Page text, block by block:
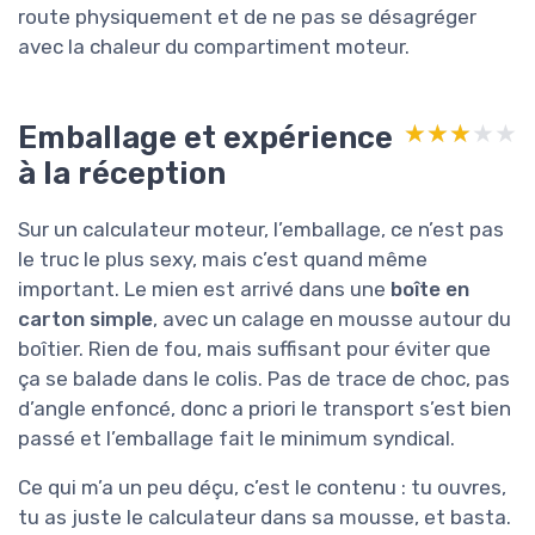
route physiquement et de ne pas se désagréger
avec la chaleur du compartiment moteur.
Emballage et expérience
à la réception
★★★★★
★★★★★
Sur un calculateur moteur, l’emballage, ce n’est pas
le truc le plus sexy, mais c’est quand même
important. Le mien est arrivé dans une boîte en
carton simple, avec un calage en mousse autour du
boîtier. Rien de fou, mais suffisant pour éviter que
ça se balade dans le colis. Pas de trace de choc, pas
d’angle enfoncé, donc a priori le transport s’est bien
passé et l’emballage fait le minimum syndical.
Ce qui m’a un peu déçu, c’est le contenu : tu ouvres,
tu as juste le calculateur dans sa mousse, et basta.